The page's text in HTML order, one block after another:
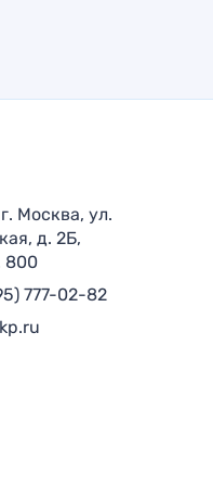
Москва, ул.
д. 2Б,
800
777-02-82